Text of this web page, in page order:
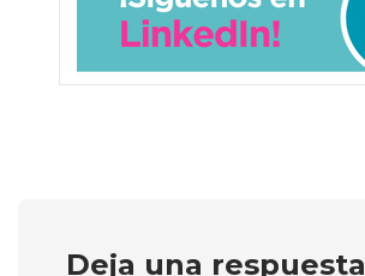
Deja una respuesta